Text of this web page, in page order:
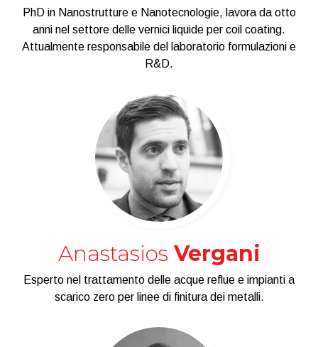
PhD in Nanostrutture e Nanotecnologie, lavora da otto
anni nel settore delle vernici liquide per coil coating.
Attualmente responsabile del laboratorio formulazioni e
R&D.
Anastasios Vergani
Esperto nel trattamento delle acque reflue e impianti a
scarico zero per linee di finitura dei metalli.